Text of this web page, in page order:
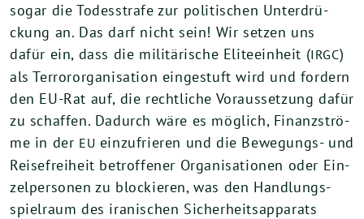
sogar die Todes­stra­fe zur poli­ti­schen Unter­drü­
ckung an. Das darf nicht sein! Wir set­zen uns
dafür ein, dass die mili­tä­ri­sche Eli­te­ein­heit (IRGC)
als Ter­ror­or­ga­ni­sa­ti­on ein­ge­stuft wird und for­dern
den EU-Rat auf, die recht­li­che Vor­aus­set­zung dafür
zu schaf­fen. Dadurch wäre es mög­lich, Finanz­strö­
me in der EU ein­zu­frie­ren und die Bewe­gungs- und
Rei­se­frei­heit betrof­fe­ner Orga­ni­sa­tio­nen oder Ein­
zel­per­so­nen zu blo­ckie­ren, was den Hand­lungs­
spiel­raum des ira­ni­schen Sicher­heits­ap­pa­rats